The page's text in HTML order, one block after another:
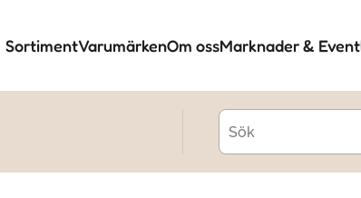
SortimentVarumärkenOm ossMarknader & Event